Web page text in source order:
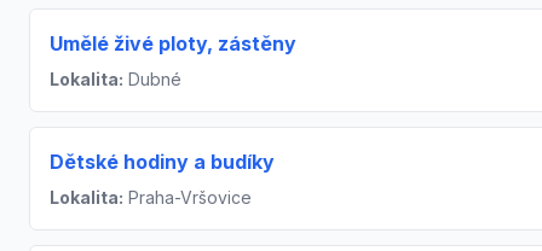
Umělé živé ploty, zástěny
Lokalita: Dubné
Dětské hodiny a budíky
Lokalita: Praha-Vršovice